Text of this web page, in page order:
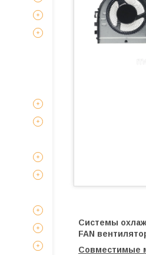
Системы
FAN
Совместимые